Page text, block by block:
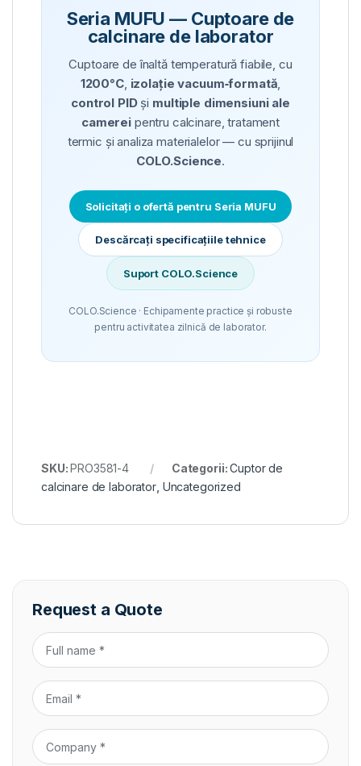
Seria MUFU — Cuptoare de
calcinare de laborator
Cuptoare de înaltă temperatură fiabile, cu
1200°C, izolație vacuum‑formată,
control PIDși multiple dimensiuni ale
camereipentru calcinare, tratament
termic și analiza materialelor — cu sprijinul
COLO.Science.
Solicitați o ofertă pentru Seria MUFU
Descărcați specificațiile tehnice
Suport COLO.Science
COLO.Science · Echipamente practice și robuste
pentru activitatea zilnică de laborator.
SKU:PRO3581-4 Categorii:Cuptor de
calcinare de laborator, Uncategorized
Request a Quote